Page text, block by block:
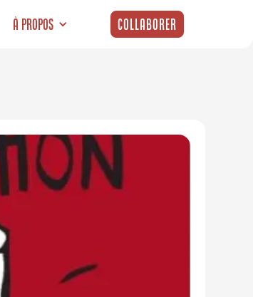
À propos Collaborer